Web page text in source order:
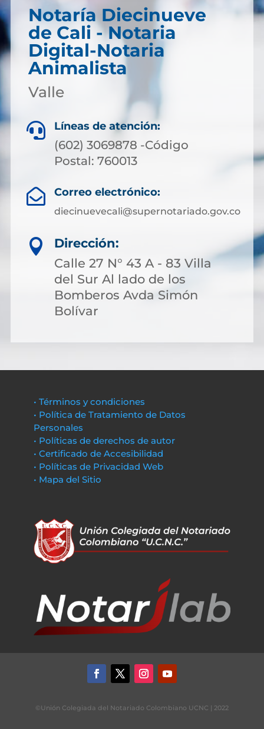
Notaría Diecinueve
de Cali - Notaria
Digital-Notaria
Animalista
Valle
 Líneas de atención:
(602) 3069878 -Código
Postal: 760013
 Correo electrónico:
diecinuevecali@supernotariado.gov.co

Dirección:
Calle 27 N° 43 A - 83 Villa
del Sur Al lado de los
Bomberos Avda Simón
Bolívar
• Términos y condiciones
• Política de Tratamiento de Datos
Personales
• Políticas de derechos de autor
• Certificado de Accesibilidad
• Políticas de Privacidad Web
• Mapa del Sitio
©Unión Colegiada del Notariado Colombiano UCNC | 2022